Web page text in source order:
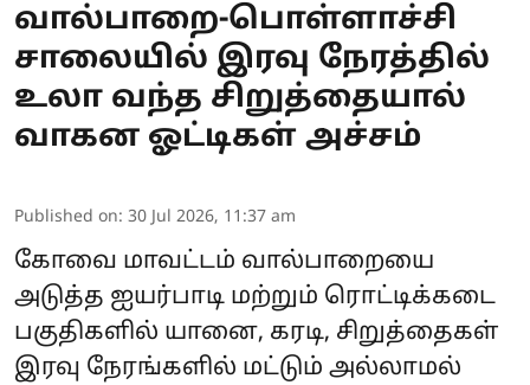
வால்பாறை-பொள்ளாச்சி
சாலையில் இரவு நேரத்தில்
உலா வந்த சிறுத்தையால்
வாகன ஓட்டிகள் அச்சம்
Published on: 30 Jul 2026, 11:37 am
கோவை மாவட்டம் வால்பாறையை
அடுத்த ஐயர்பாடி மற்றும் ரொட்டிக்கடை
பகுதிகளில் யானை, கரடி, சிறுத்தைகள்
இரவு நேரங்களில் மட்டும் அல்லாமல்